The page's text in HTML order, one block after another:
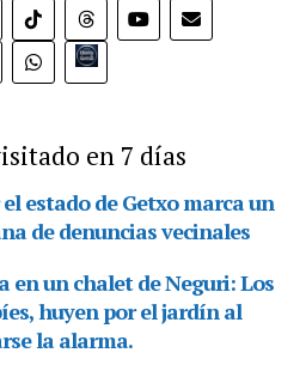
Bio.link
en 7 días